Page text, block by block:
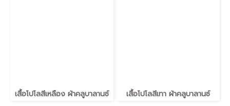
เสื้อโปโลสีเหลือง ผ้าคลูบาลานซ์ เสื้อโปโลสีเทา ผ้าคลูบาลานซ์